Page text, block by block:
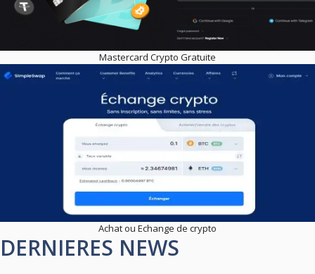
Mastercard Crypto Gratuite
Achat ou Echange de crypto
DERNIERES NEWS